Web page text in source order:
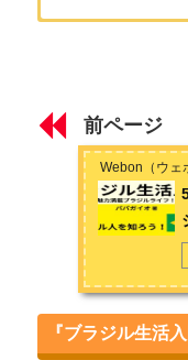
第1章 ブラジルの生活
ブラジルの生活費・
ブラジルの食事 ～料
ブラジルの家 ～種類
ブラジルの治安 ～注
ライフを満喫中です！
お気に入り。どんな
いてみてください。
前ページ
Webon（ウェ
『ブラジル生活